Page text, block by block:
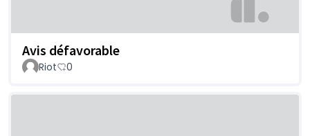
Avis défavorable
Riot 0